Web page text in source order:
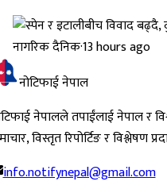
नागरिक दैनिक·13 hours ago
नोटिफाई नेपाल
नेपालले तपाईंलाई नेपाल र
विस्तृत रिपोर्टिङ र विश्लेषण
info.notifynepal@gmail.com